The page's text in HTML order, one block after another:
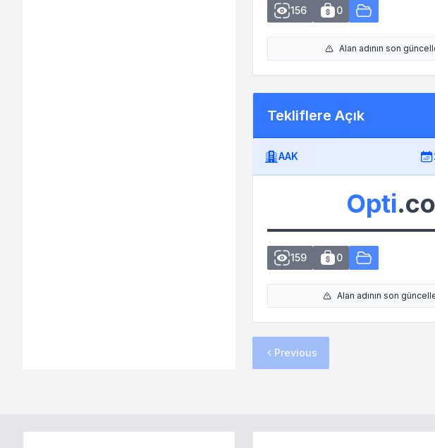
156 0
Alan adının son
Tekliflere Açık
AAK
Opti
159 0
Alan adının son
Previous